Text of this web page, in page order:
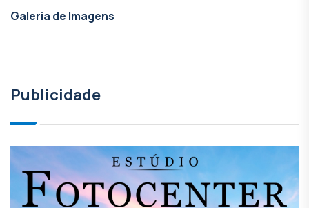
Galeria de Imagens
Publicidade